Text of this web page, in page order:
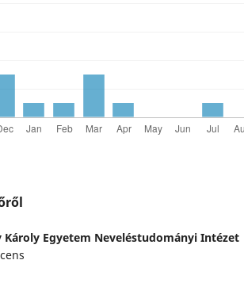
Károly Egyetem Neveléstudományi Intézet